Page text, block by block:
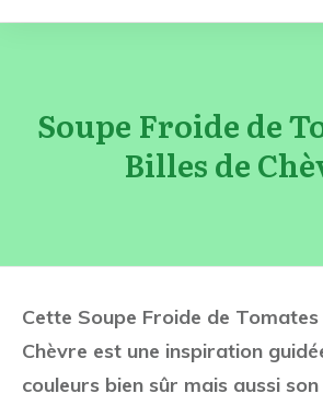
Soupe Froide de
Billes de
Cette Soupe Froide de Tomates
Chèvre est une inspiration
couleurs bien sûr mais aussi